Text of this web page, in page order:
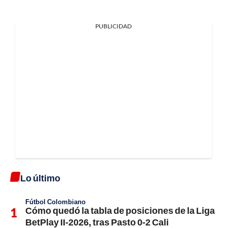
PUBLICIDAD
Lo último
Fútbol Colombiano
Cómo quedó la tabla de posiciones de la Liga
BetPlay II-2026, tras Pasto 0-2 Cali